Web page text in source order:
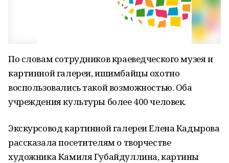
По словам сотрудников краеведческого музея и
картинной галереи, ишимбайцы охотно
воспользовались такой возможностью. Оба
учреждения культуры более 400 человек.
Экскурсовод картинной галереи Елена Кадырова
рассказала посетителям о творчестве
художника Камиля Губайдуллина, картины